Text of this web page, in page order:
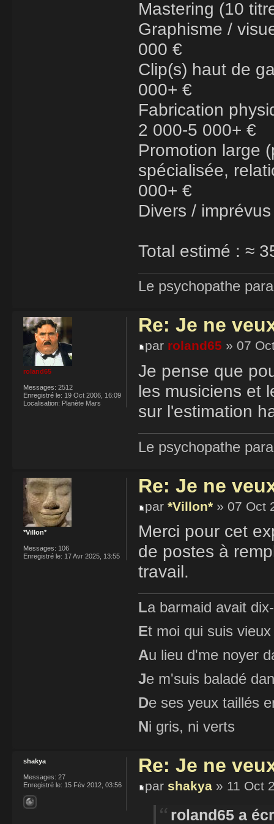
Mastering (10
Graphisme /
000 €
Clip(s) haut de
000+ €
Fabrication
2 000-5 000+ €
Promotion large
spécialisée,
000+ €
Divers /
Total estimé : ≈
Le psychopathe
Re: Je ne
par roland65 » 07
Je pense que
les musiciens et
sur l'estimation
Le psychopathe
roland65
Messages: 2512
Enregistré le: 19 Oct 2006, 16:09
Localisation: Planète Mars
Re: Je ne
par *Villon* » 07 Oct
Merci pour cet
de postes à
travail.
La barmaid avait
Et moi qui suis
Au lieu d'me noyer
Je m'suis baladé
De ses yeux taillés
Ni gris, ni verts
*Villon*
Messages: 106
Enregistré le: 17 Avr 2025, 13:55
Re: Je ne
par shakya » 11 Oct
roland65 a
shakya
Messages: 27
Enregistré le: 15 Fév 2012, 03:56